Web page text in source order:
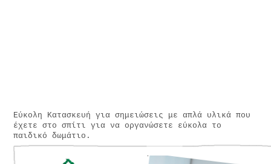
Εύκολη Κατασκευή για σημειώσεις με απλά υλικά που
έχετε στο σπίτι για να οργανώσετε εύκολα το
παιδικό δωμάτιο.